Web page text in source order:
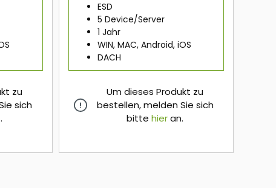
zu
sich
ESD
5 Device/Server
1 Jahr
WIN, MAC, Android, iOS
DACH
Um dieses Produkt zu
bestellen, melden Sie sich
bittehieran.